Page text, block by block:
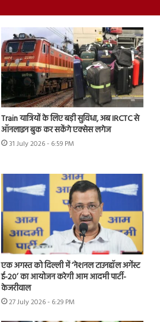
Train यात्रियों के लिए बड़ी सुविधा, अब IRCTC से
ऑनलाइन बुक कर सकेंगे एक्सेस लगेज
31 July 2026 - 6:59 PM
एक अगस्त को दिल्ली में ‘नेशनल टाउनहॉल अगेंस्ट
ई-20’ का आयोजन करेगी आम आदमी पार्टी-
केजरीवाल
27 July 2026 - 6:29 PM